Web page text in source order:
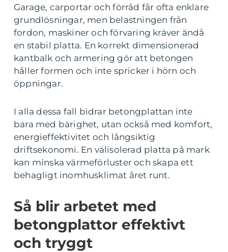
Garage, carportar och förråd får ofta enklare
grundlösningar, men belastningen från
fordon, maskiner och förvaring kräver ändå
en stabil platta. En korrekt dimensionerad
kantbalk och armering gör att betongen
håller formen och inte spricker i hörn och
öppningar.
I alla dessa fall bidrar betongplattan inte
bara med bärighet, utan också med komfort,
energieffektivitet och långsiktig
driftsekonomi. En välisolerad platta på mark
kan minska värmeförluster och skapa ett
behagligt inomhusklimat året runt.
Så blir arbetet med
betongplattor effektivt
och tryggt